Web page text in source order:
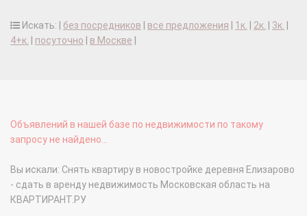
Искать: | без посредников все предложения 1к. 2к. 3к.
4+к.
посуточно в Москве
Объявлений в нашей базе по недвижимости по такому
запросу не найдено...
Вы искали: Снять квартиру в новостройке деревня Елизарово
- сдать в аренду недвижимость Московская область на
КВАРТИРАНТ.РУ